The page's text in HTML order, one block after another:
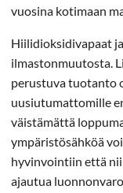
vuosina kotimaan
Hiilidioksidivapaat
ilmastonmuutosta.
perustuva tuotanto
uusiutumattomille
väistämättä
ympäristösähköä
hyvinvointiin että
ajautua